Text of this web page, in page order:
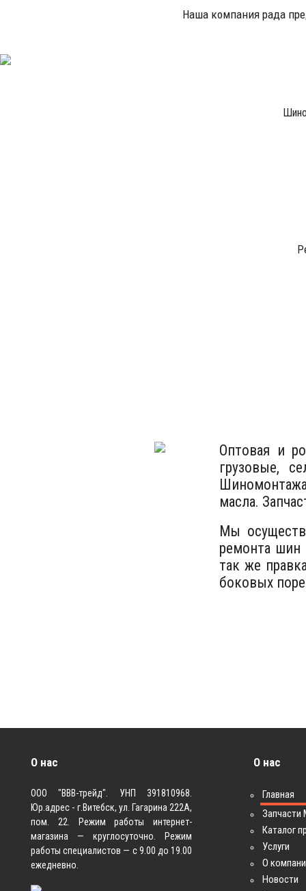
Наша компания рада
Оптовая и
грузовые,
масла.
Мы
ремонта шин
так же
боковых
О нас
ООО "ВВВ-трейд". УНП 391810968.
Юр.адрес - г.Витебск, ул. Гагарина 222А,
пом. 22. Режим работы интернет-
магазина — круглосуточно. Режим
работы специалистов — с 9.00 до 19.00
ежедневно.
О нас
Главная
Каталог
Услуги
О
Новости